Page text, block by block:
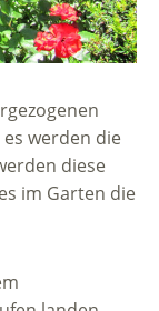
werden die
diese
im Garten die